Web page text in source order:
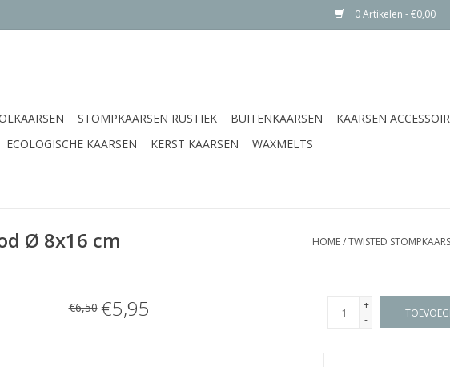
0 Artikelen - €0,00
STOMPKAARSEN RUSTIEK BUITENKAARSEN KAARSEN
ECOLOGISCHE KAARSEN KERST KAARSEN WAXMELTS
Ø 8x16 cm HOME/TWISTED
€6,50 €5,95
+
-